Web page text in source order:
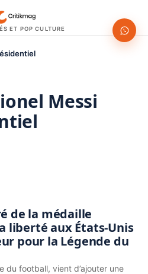
ET POP CULTURE
Messi
de la médaille
liberté aux États-Unis
pour la Légende du
du football, vient d’ajouter une